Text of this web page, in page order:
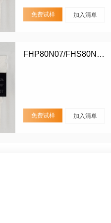
免费试样 加入清单
FHP80N07/FHS80N07/FHD80N07
免费试样 加入清单